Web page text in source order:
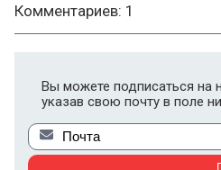
Комментариев: 1
Вы можете подписаться на
указав свою почту в поле